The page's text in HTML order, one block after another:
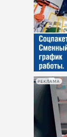
РЕКЛАМА